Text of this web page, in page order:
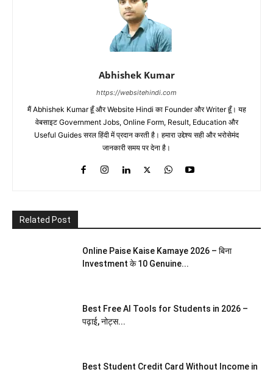
Abhishek Kumar
https://websitehindi.com
मैं Abhishek Kumar हूँ और Website Hindi का Founder और Writer हूँ। यह
वेबसाइट Government Jobs, Online Form, Result, Education और
Useful Guides सरल हिंदी में प्रदान करती है। हमारा उद्देश्य सही और भरोसेमंद
जानकारी समय पर देना है।
Related Post
Online Paise Kaise Kamaye 2026 – बिना
Investment के 10 Genuine...
Best Free AI Tools for Students in 2026 –
पढ़ाई, नोट्स...
Best Student Credit Card Without Income in